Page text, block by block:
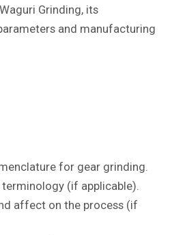
Grinding, its
and manufacturing
for gear grinding.
terminology (if applicable).
affect on the process (if